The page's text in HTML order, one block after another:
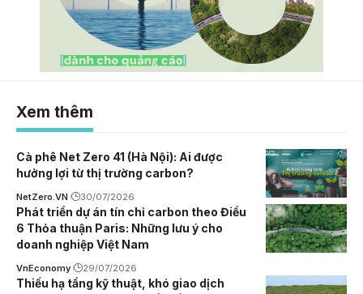
Xem thêm
Cà phê Net Zero 41 (Hà Nội): Ai được
hưởng lợi từ thị trường carbon?
NetZero.VN 30/07/2026
Phát triển dự án tín chỉ carbon theo Điều
6 Thỏa thuận Paris: Những lưu ý cho
doanh nghiệp Việt Nam
VnEconomy 29/07/2026
Thiếu hạ tầng kỹ thuật, khó giao dịch